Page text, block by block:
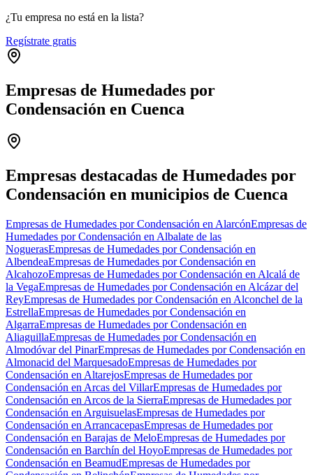
¿Tu empresa no está en la lista?
Regístrate gratis
Empresas de Humedades por
Condensación en Cuenca
−
Empresas destacadas de Humedades por
Condensación en municipios de Cuenca
Empresas de Humedades por Condensación en AlarcónEmpresas de
Humedades por Condensación en Albalate de las
NoguerasEmpresas de Humedades por Condensación en
AlbendeaEmpresas de Humedades por Condensación en
AlcahozoEmpresas de Humedades por Condensación en Alcalá de
la VegaEmpresas de Humedades por Condensación en Alcázar del
ReyEmpresas de Humedades por Condensación en Alconchel de la
EstrellaEmpresas de Humedades por Condensación en
AlgarraEmpresas de Humedades por Condensación en
AliaguillaEmpresas de Humedades por Condensación en
Almodóvar del PinarEmpresas de Humedades por Condensación en
Almonacid del MarquesadoEmpresas de Humedades por
Condensación en AltarejosEmpresas de Humedades por
Condensación en Arcas del VillarEmpresas de Humedades por
Condensación en Arcos de la SierraEmpresas de Humedades por
Condensación en ArguisuelasEmpresas de Humedades por
Condensación en ArrancacepasEmpresas de Humedades por
Condensación en Barajas de MeloEmpresas de Humedades por
Condensación en Barchín del HoyoEmpresas de Humedades por
Condensación en BeamudEmpresas de Humedades por